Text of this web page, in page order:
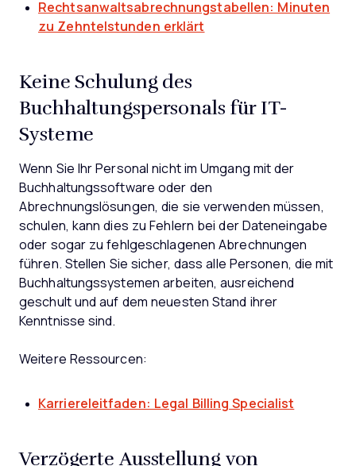
Rechtsanwaltsabrechnungstabellen: Minuten
zu Zehntelstunden erklärt
Keine Schulung des
Buchhaltungspersonals für IT-
Systeme
Wenn Sie Ihr Personal nicht im Umgang mit der
Buchhaltungssoftware oder den
Abrechnungslösungen, die sie verwenden müssen,
schulen, kann dies zu Fehlern bei der Dateneingabe
oder sogar zu fehlgeschlagenen Abrechnungen
führen. Stellen Sie sicher, dass alle Personen, die mit
Buchhaltungssystemen arbeiten, ausreichend
geschult und auf dem neuesten Stand ihrer
Kenntnisse sind.
Weitere Ressourcen:
Karriereleitfaden: Legal Billing Specialist
Verzögerte Ausstellung von